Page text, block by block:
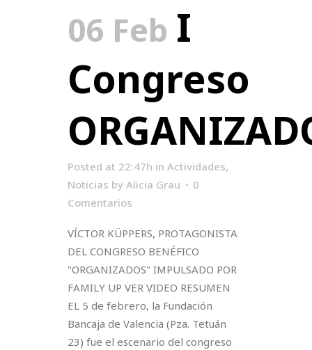
06 Feb I
Congreso
Posted at 22:47h in Actividades,
Noticias by Alicia Grau
0
Comentarios
VÍCTOR KÜPPERS, PROTAGONISTA
DEL CONGRESO BENÉFICO
"ORGANIZADOS" IMPULSADO POR
FAMILY UP VER VIDEO RESUMEN
EL 5 de febrero, la Fundación
Bancaja de Valencia (Pza. Tetuán
23) fue el escenario del congreso